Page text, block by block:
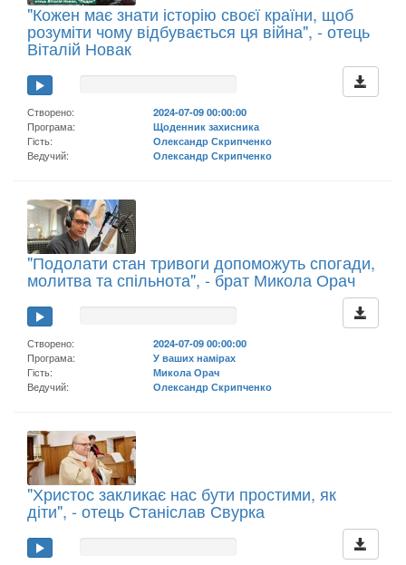
"Кожен має знати історію своєї країни, щоб
розуміти чому відбувається ця війна", - отець
Віталій Новак
Створено:
2024-07-09 00:00:00
Програма:
Щоденник захисника
Гість:
Олександр Скрипченко
Ведучий:
Олександр Скрипченко
"Подолати стан тривоги допоможуть спогади,
молитва та спільнота", - брат Микола Орач
Створено:
2024-07-09 00:00:00
Програма:
У ваших намірах
Гість:
Микола Орач
Ведучий:
Олександр Скрипченко
"Христос закликає нас бути простими, як
діти", - отець Станіслав Свурка